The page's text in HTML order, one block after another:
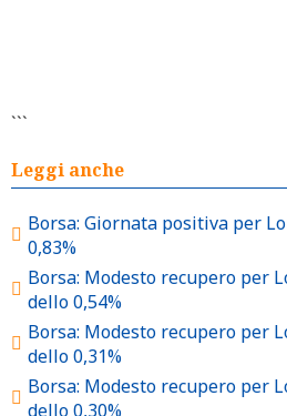
```
Leggi anche
Borsa: Giornata positiva per
0,83%
Borsa: Modesto recupero per
dello 0,54%
Borsa: Modesto recupero per
dello 0,31%
Borsa: Modesto recupero per
dello 0,30%